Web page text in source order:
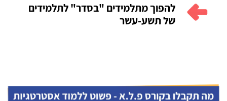
להפוך מתלמידים "בסדר" לתלמידים
של תשע-עשר